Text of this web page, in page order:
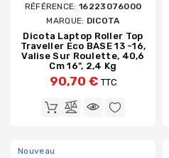
RÉFÉRENCE: 16223076000
MARQUE: DICOTA
Dicota Laptop Roller Top
Traveller Eco BASE 13 -16,
Valise Sur Roulette, 40,6
Cm 16", 2,4 Kg
90,70 € TTC
Nouveau